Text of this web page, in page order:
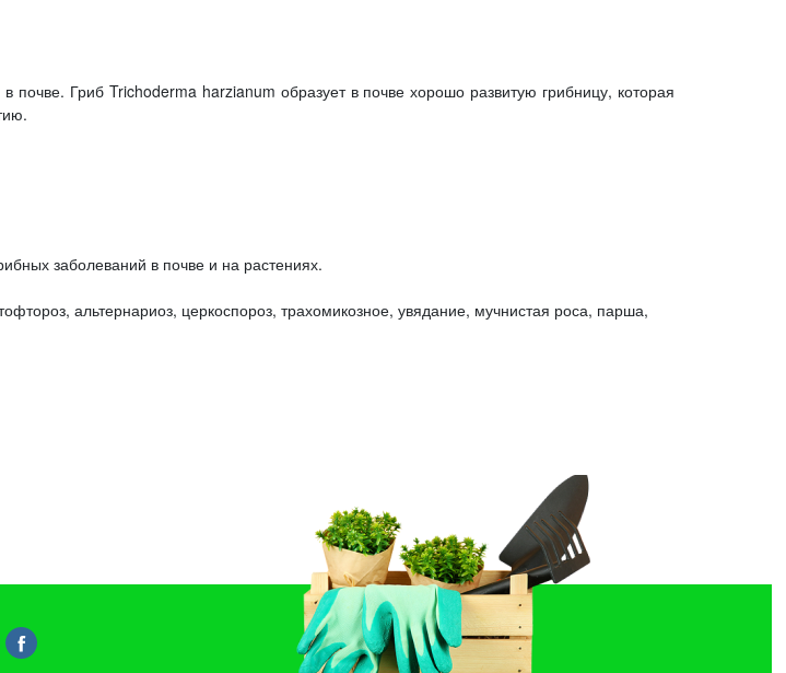
почве. Гриб Trichoderma harzianum образует в почве хорошо развитую грибницу, которая
заболеваний в почве и на растениях.
альтернариоз, церкоспороз, трахомикозное, увядание, мучнистая роса, парша,